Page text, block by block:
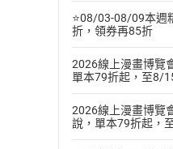
⭐08/03-08/09本週
折，領券再85折
2026線上漫畫博覽
單本79折起，至8/
2026線上漫畫博覽
說，單本79折起，